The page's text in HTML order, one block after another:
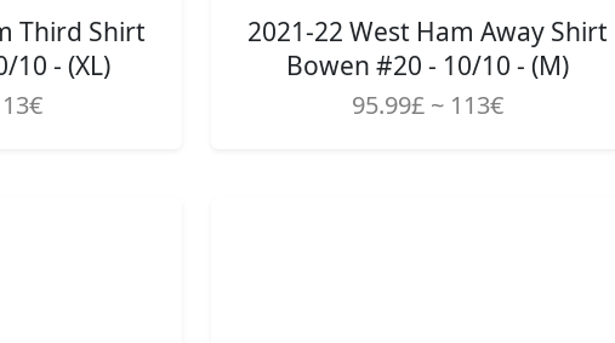
Third Shirt
10 - (XL)
2021-22 West Ham Away Shirt
Bowen #20 - 10/10 - (M)
95.99£ ~ 113€